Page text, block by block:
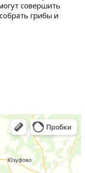
совершить
грибы и